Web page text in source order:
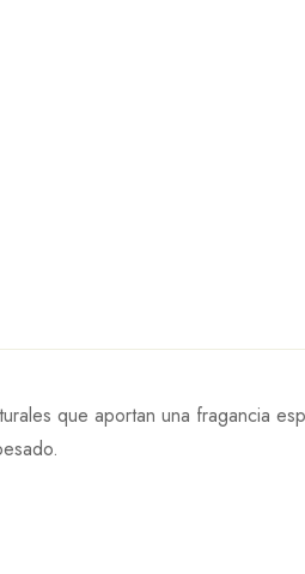
que aportan una fragancia